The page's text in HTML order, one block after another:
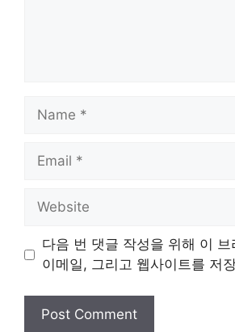
Name
Email
Website
다음 번 댓글 작성을 위해 이
이메일, 그리고 웹사이트를 저